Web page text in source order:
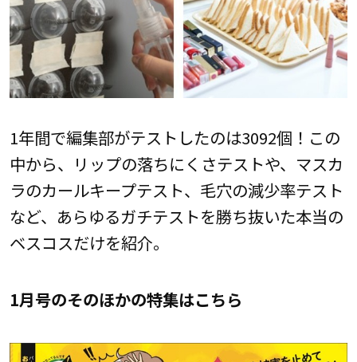
1年間で編集部がテストしたのは3092個！この
中から、リップの落ちにくさテストや、マスカ
ラのカールキープテスト、毛穴の減少率テスト
など、あらゆるガチテストを勝ち抜いた本当の
ベスコスだけを紹介。
1月号のそのほかの特集はこちら